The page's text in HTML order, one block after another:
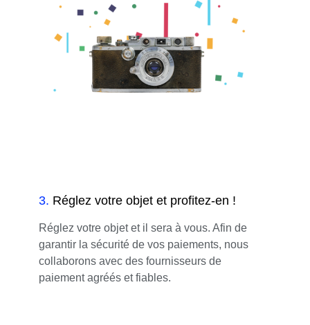
3. Réglez votre objet et profitez-en !
Réglez votre objet et il sera à vous. Afin de
garantir la sécurité de vos paiements, nous
collaborons avec des fournisseurs de
paiement agréés et fiables.